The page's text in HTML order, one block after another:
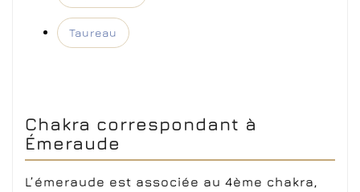
Taureau
Chakra correspondant à
Émeraude
L’émeraude est associée au 4ème chakra,